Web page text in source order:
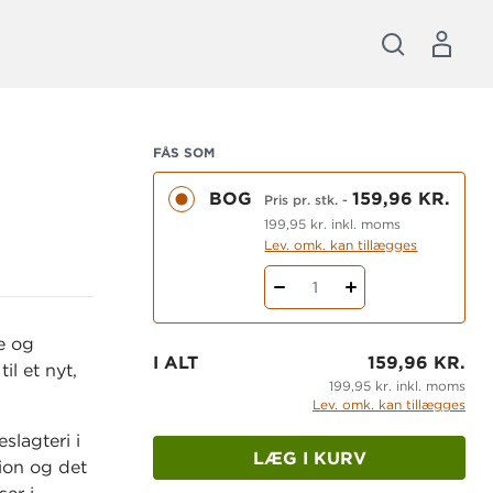
og
et nyt,
i
og det
FÅS SOM
BOG Pris pr. stk. -159,96 KR.
199,95 kr. inkl. moms
Lev. omk. kan tillægges
1
I ALT 159,96 KR.
199,95 kr. inkl. moms
Lev. omk. kan tillægges
LÆG I KURV